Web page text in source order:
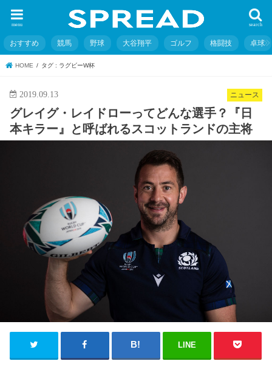
search
menu
おすすめ 競馬 野球 大谷翔平 ゴルフ 格闘技 卓球
HOME タグ : ラグビーW杯
ニュース
2019.09.13
グレイグ・レイドローってどんな選手？『日
本キラー』と呼ばれるスコットランドの主将
LINE